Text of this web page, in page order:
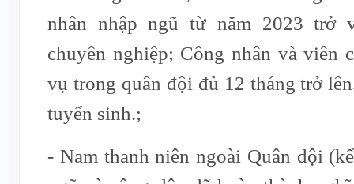
nhân nhập ngũ từ năm 2023 trở
chuyên nghiệp; Công nhân và viên
vụ trong quân đội đủ 12 tháng trở
tuyển sinh.;
- Nam thanh niên ngoài Quân đội